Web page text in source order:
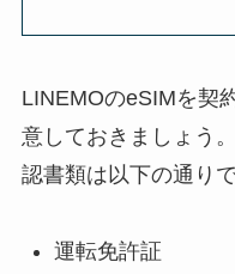
LINEMOのeSIMを契
意しておきましょう
認書類は以下の通りで
運転免許証